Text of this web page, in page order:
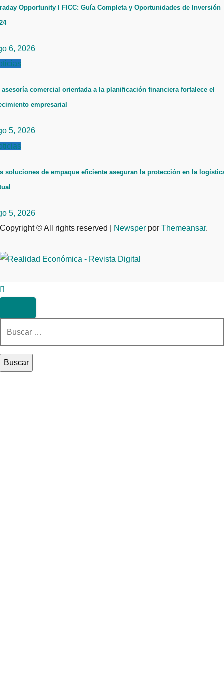
Opportunity I FICC: Guía Completa y Oportunidades de Inversión
6, 2026
asesoría comercial orientada a la planificación financiera fortalece el
empresarial
5, 2026
soluciones de empaque eficiente aseguran la protección en la
5, 2026
Copyright © All rights reserved
Newsper por Themeansar.